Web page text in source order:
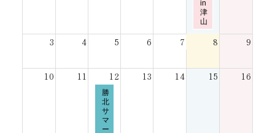
in
津
山
3 4 5 6 7 8 9
10 11 12 13 14 15 16
水
曜
日,
8
月
勝
北
サ
マ
ー